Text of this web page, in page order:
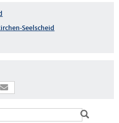
Seelscheid